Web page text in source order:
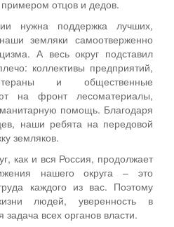
отцов и дедов.
нужна поддержка лучших,
земляки самоотверженно
А весь округ подставил
коллективы предприятий,
и общественные
на фронт лесоматериалы,
помощь. Благодаря
наши ребята на передовой
земляков.
как и вся Россия, продолжает
нашего округа – это
каждого из вас. Поэтому
людей, уверенность в
всех органов власти.